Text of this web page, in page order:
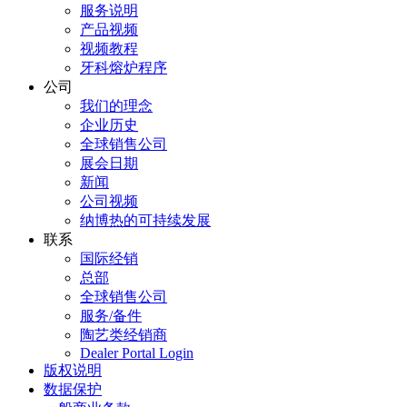
服务说明
产品视频
视频教程
牙科熔炉程序
公司
我们的理念
企业历史
全球销售公司
展会日期
新闻
公司视频
纳博热的可持续发展
联系
国际经销
总部
全球销售公司
服务/备件
陶艺类经销商
Dealer Portal Login
版权说明
数据保护